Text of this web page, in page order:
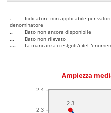
-
Indicatore non applicabile per
denominatore
..
Dato non ancora disponibile
...
Dato non rilevato
....
La mancanza o esiguità del
Ampiezza
2.3
2.4
2.3